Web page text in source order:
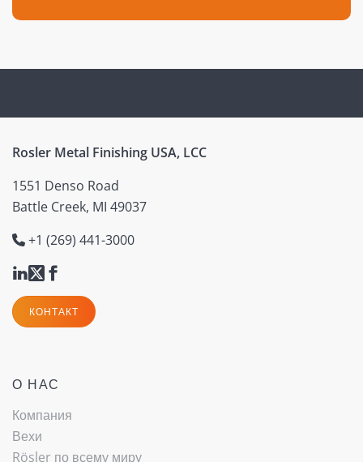
Rosler Metal Finishing USA, LCC
1551 Denso Road
Battle Creek, MI 49037
+1 (269) 441-3000
КОНТАКТ
О НАС
Компания
Вехи
Rösler по всему миру